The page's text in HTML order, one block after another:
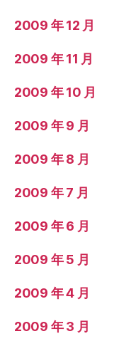
2009 年 12 月
2009 年 11 月
2009 年 10 月
2009 年 9 月
2009 年 8 月
2009 年 7 月
2009 年 6 月
2009 年 5 月
2009 年 4 月
2009 年 3 月